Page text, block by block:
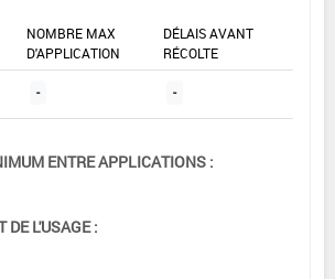
NOMBRE MAX
D'APPLICATION
DÉLAIS AVANT
RÉCOLTE
- -
ENTRE APPLICATIONS :
DE L'USAGE :